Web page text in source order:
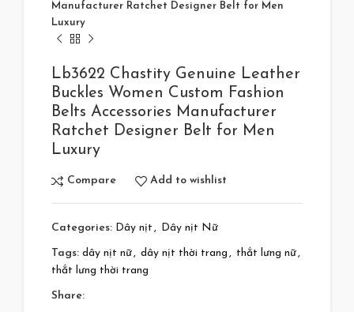
Manufacturer Ratchet Designer Belt for Men
Luxury
Lb3622 Chastity Genuine Leather
Buckles Women Custom Fashion
Belts Accessories Manufacturer
Ratchet Designer Belt for Men
Luxury
Compare Add to wishlist
Categories: Dây nịt , Dây nịt Nữ
Tags: dây nịt nữ , dây nịt thời trang , thắt lưng nữ ,
thắt lưng thời trang
Share: